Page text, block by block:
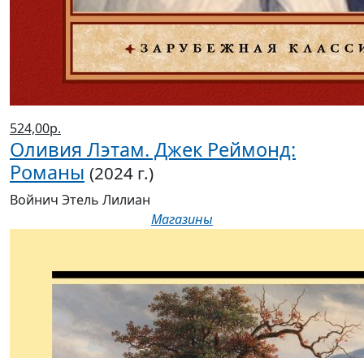
524,00р.
Оливия Лэтам. Джек Реймонд:
Романы (2024 г.)
Войнич Этель Лилиан
Магазины